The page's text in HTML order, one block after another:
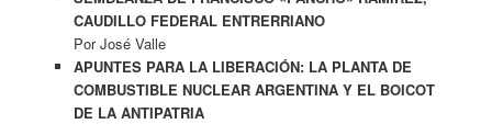
CAUDILLO FEDERAL ENTRERRIANO
Por José Valle
APUNTES PARA LA LIBERACIÓN: LA PLANTA DE
COMBUSTIBLE NUCLEAR ARGENTINA Y EL BOICOT
DE LA ANTIPATRIA